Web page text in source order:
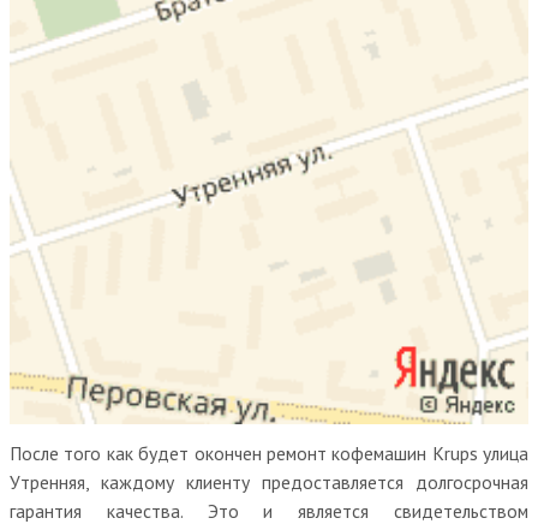
После того как будет окончен ремонт кофемашин Krups улица
Утренняя, каждому клиенту предоставляется долгосрочная
гарантия качества. Это и является свидетельством